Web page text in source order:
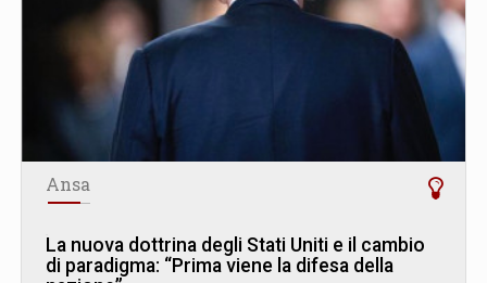
Ansa
La nuova dottrina degli Stati Uniti e il cambio
di paradigma: “Prima viene la difesa della